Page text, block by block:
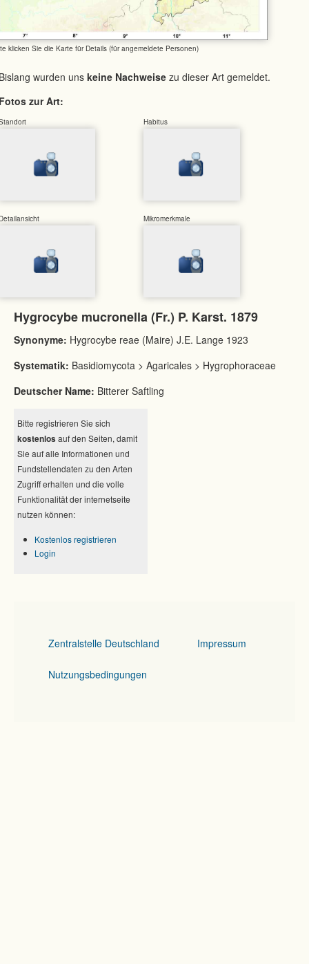
klicken Sie die Karte für Details (für angemeldete Personen)
wurden uns keine Nachweise zu dieser Art gemeldet.
zur Art:
Habitus
Mikromerkmale
Hygrocybe mucronella (Fr.) P. Karst. 1879
Synonyme: Hygrocybe reae (Maire) J.E. Lange 1923
Systematik: Basidiomycota > Agaricales > Hygrophoraceae
Deutscher Name: Bitterer Saftling
Bitte registrieren Sie sich
kostenlos auf den Seiten, damit
Sie auf alle Informationen und
Fundstellendaten zu den Arten
Zugriff erhalten und die volle
Funktionalität der internetseite
nutzen können:
Kostenlos registrieren
Login
Zentralstelle Deutschland Impressum
Nutzungsbedingungen